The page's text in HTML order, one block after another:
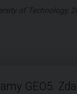
of Technology,
GEO5.